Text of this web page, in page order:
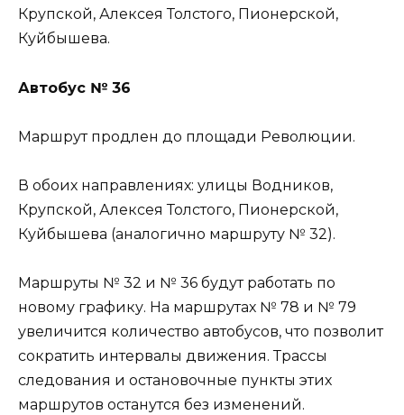
Крупской, Алексея Толстого, Пионерской,
Куйбышева.
Автобус № 36
Маршрут продлен до площади Революции.
В обоих направлениях: улицы Водников,
Крупской, Алексея Толстого, Пионерской,
Куйбышева (аналогично маршруту № 32).
Маршруты № 32 и № 36 будут работать по
новому графику. На маршрутах № 78 и № 79
увеличится количество автобусов, что позволит
сократить интервалы движения. Трассы
следования и остановочные пункты этих
маршрутов останутся без изменений.